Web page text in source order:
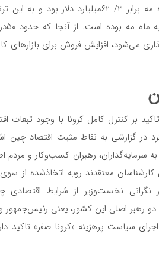
می‌شود، افزایش فروش برای بازارهای
بر کنترل کامل کرونا با وجود تبعات
کرد در گزارشی به نقاط مثبت اقتصاد چین
رهبران کسب‌وکار و مردم
معتقدند رویه اتخاذشده از
نگرانی نخست‌‌‌وزیر از شرایط
رهبر اصلی این کشور، یعنی
سیاست پرهزینه «کرونا صفر» تاکید